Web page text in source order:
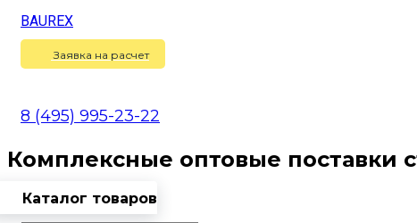
BAUREX
Заявка на расчет
8 (495) 995-23-22
Комплексные оптовые поставки
Каталог товаров